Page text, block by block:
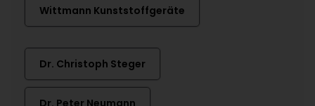
Wittmann Kunststoffgeräte
Dr. Christoph Steger
Dr. Peter Neumann